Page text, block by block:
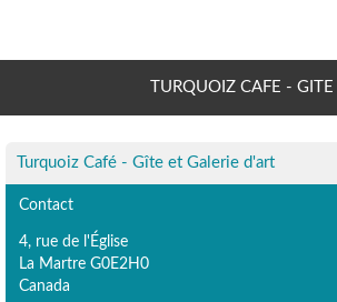
TURQUOIZ CAFE - GITE
Turquoiz Café - Gîte et Galerie d'art
Contact
4, rue de l'Église
La Martre G0E2H0
Canada